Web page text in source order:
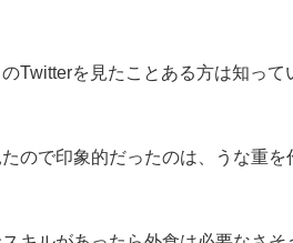
Twitterを見たことある方は知っ
ので印象的だったのは、うな重を